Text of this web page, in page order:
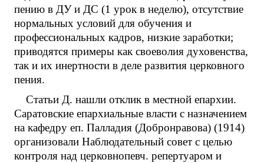
пению в ДУ и ДС (1 урок в неделю), отсутствие
нормальных условий для обучения и
профессиональных кадров, низкие заработки;
приводятся примеры как своеволия духовенства,
так и их инертности в деле развития церковного
пения.
Статьи Д. нашли отклик в местной епархии.
Саратовские епархиальные власти с назначением
на кафедру еп. Палладия (Добронравова) (1914)
организовали Наблюдательный совет с целью
контроля над церковнопевч. репертуаром и